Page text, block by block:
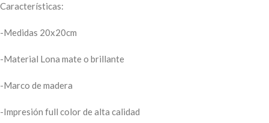
Características:
-Medidas 20x20cm
-Material Lona mate o brillante
-Marco de madera
-Impresión full color de alta calidad